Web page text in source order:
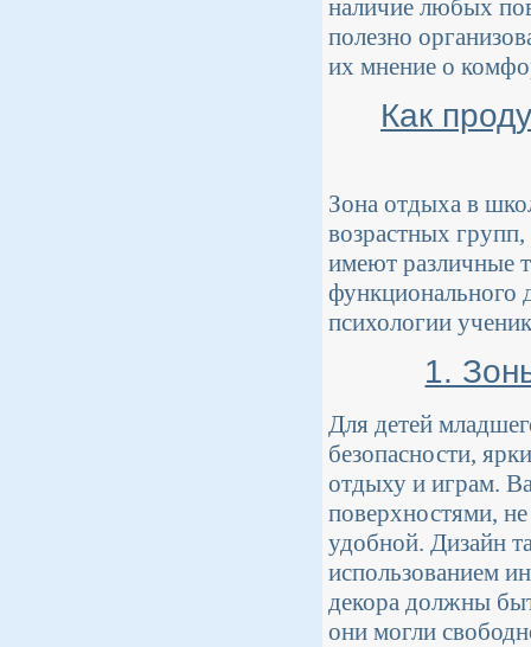
наличие любых
полезно
их мнение о
Как
Зона отдыха в
возрастных
имеют различные
функционального
психологии
1.
Для детей
безопасности,
отдыху и играм.
поверхностями,
удобной. Дизайн
использованием
декора должны
они могли